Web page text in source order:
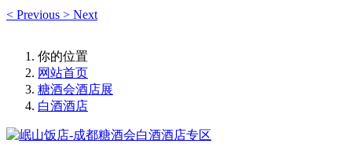
< Previous > Next
你的位置
网站首页
糖酒会酒店展
白酒酒店